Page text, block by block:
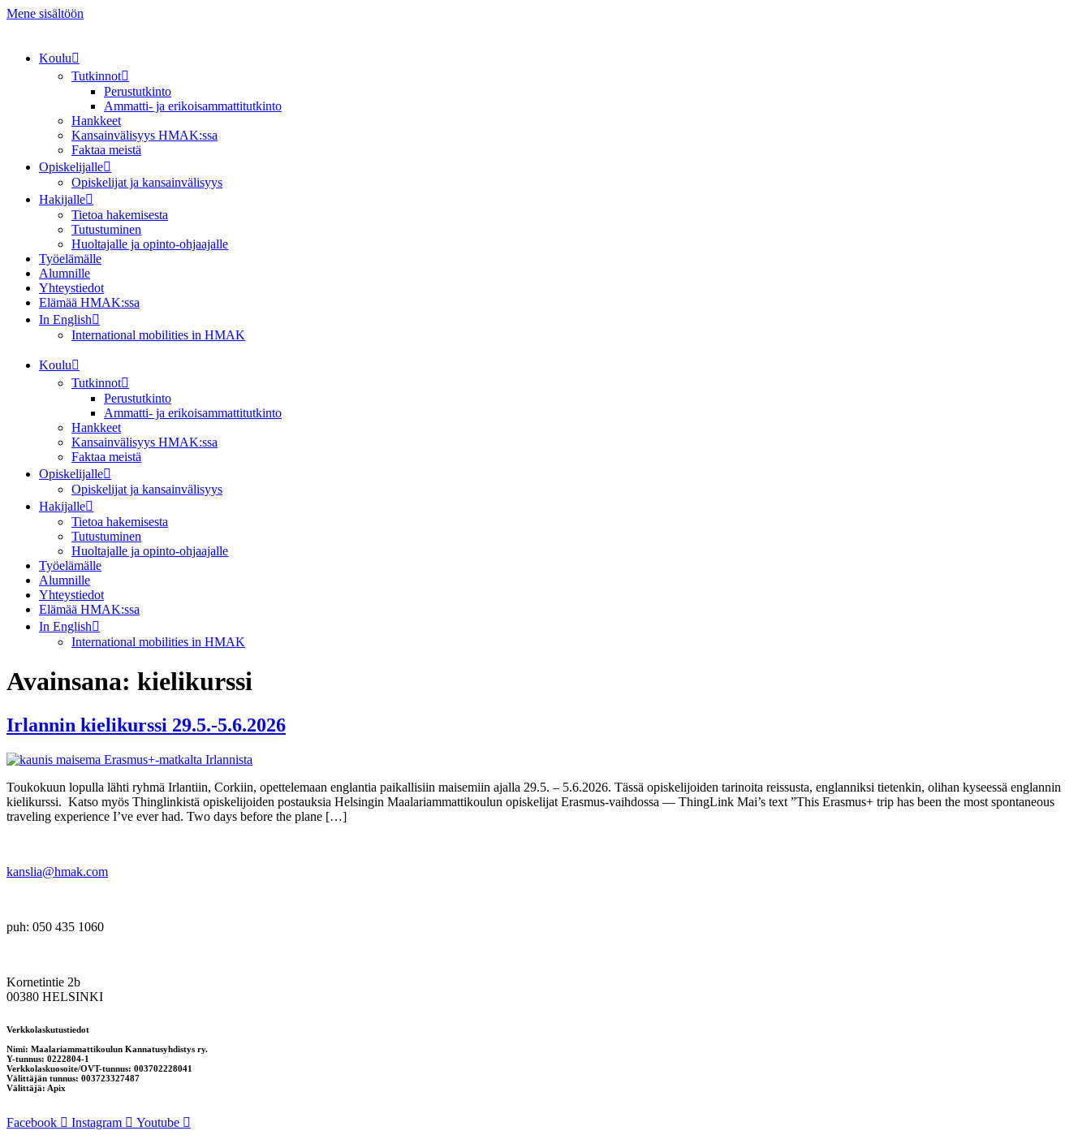
Mene sisältöön
Koulu
Tutkinnot
Perustutkinto
Ammatti- ja erikoisammattitutkinto
Hankkeet
Kansainvälisyys HMAK:ssa
Faktaa meistä
Opiskelijalle
Opiskelijat ja kansainvälisyys
Hakijalle
Tietoa hakemisesta
Tutustuminen
Huoltajalle ja opinto-ohjaajalle
Työelämälle
Alumnille
Yhteystiedot
Elämää HMAK:ssa
In English
International mobilities in HMAK
Koulu
Tutkinnot
Perustutkinto
Ammatti- ja erikoisammattitutkinto
Hankkeet
Kansainvälisyys HMAK:ssa
Faktaa meistä
Opiskelijalle
Opiskelijat ja kansainvälisyys
Hakijalle
Tietoa hakemisesta
Tutustuminen
Huoltajalle ja opinto-ohjaajalle
Työelämälle
Alumnille
Yhteystiedot
Elämää HMAK:ssa
In English
International mobilities in HMAK
Avainsana: kielikurssi
Irlannin kielikurssi 29.5.-5.6.2026
Toukokuun lopulla lähti ryhmä Irlantiin, Corkiin, opettelemaan englantia paikallisiin maisemiin ajalla 29.5. – 5.6.2026. Tässä opiskelijoiden tarinoita reissusta, englanniksi tietenkin, olihan kyseessä englannin
kielikurssi. Katso myös Thinglinkistä opiskelijoiden postauksia Helsingin Maalariammattikoulun opiskelijat Erasmus-vaihdossa — ThingLink Mai’s text ”This Erasmus+ trip has been the most spontaneous
traveling experience I’ve ever had. Two days before the plane […]
kanslia@hmak.com
puh: 050 435 1060
Kornetintie 2b
00380 HELSINKI
Verkkolaskutustiedot
Nimi: Maalariammattikoulun Kannatusyhdistys ry.
Y-tunnus: 0222804-1
Verkkolaskuosoite/OVT-tunnus: 003702228041
Välittäjän tunnus: 003723327487
Välittäjä: Apix
Facebook Instagram Youtube